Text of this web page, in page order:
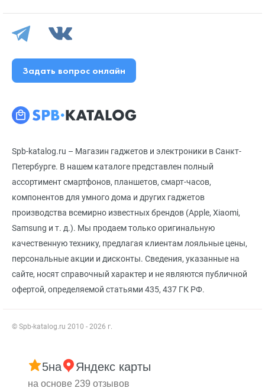
Spb-katalog.ru – Магазин гаджетов и электроники в Санкт-
Петербурге. В нашем каталоге представлен полный
ассортимент смартфонов, планшетов, смарт-часов,
компонентов для умного дома и других гаджетов
производства всемирно известных брендов (Apple, Xiaomi,
Samsung и т. д.). Мы продаем только оригинальную
качественную технику, предлагая клиентам лояльные цены,
персональные акции и дисконты. Сведения, указанные на
сайте, носят справочный характер и не являются публичной
офертой, определяемой статьями 435, 437 ГК РФ.
© Spb-katalog.ru 2010 - 2026 г.
Задать вопрос онлайн
5на Яндекс карты
на основе 239 отзывов